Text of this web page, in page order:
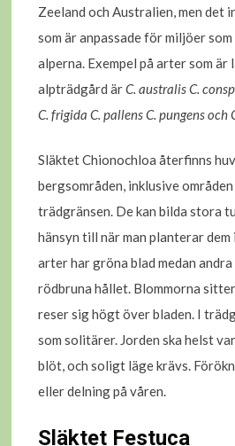
Zeeland och Australien, men det
som är anpassade för miljöer som
alperna. Exempel på arter som är
alpträdgård ärC. australis C.
C. frigida C. pallens C. pungens och
Släktet Chionochloa återfinns
bergsområden, inklusive
trädgränsen. De kan bilda stora
hänsyn till när man planterar
arter har gröna blad medan
rödbruna hållet. Blommorna
reser sig högt över bladen. I
som solitärer. Jorden ska helst
blöt, och soligt läge krävs.
eller delning på våren.
Släktet Festuca